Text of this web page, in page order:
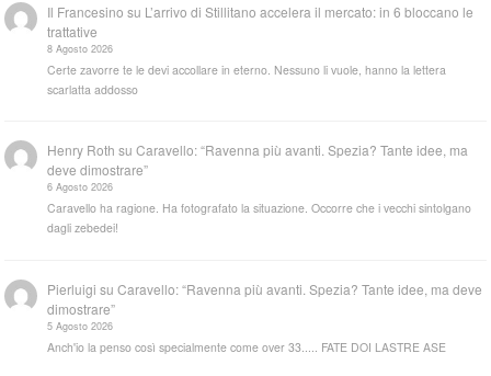
Il Francesino su L’arrivo di Stillitano accelera il mercato: in 6 bloccano le
trattative
8 Agosto 2026
Certe zavorre te le devi accollare in eterno. Nessuno li vuole, hanno la lettera
scarlatta addosso
Henry Roth suCaravello: “Ravenna più avanti. Spezia? Tante idee, ma
deve dimostrare”
6 Agosto 2026
Caravello ha ragione. Ha fotografato la situazione. Occorre che i vecchi sintolgano
dagli zebedei!
Pierluigi suCaravello: “Ravenna più avanti. Spezia? Tante idee, ma deve
dimostrare”
5 Agosto 2026
Anch'io la penso così specialmente come over 33..... FATE DOI LASTRE ASE